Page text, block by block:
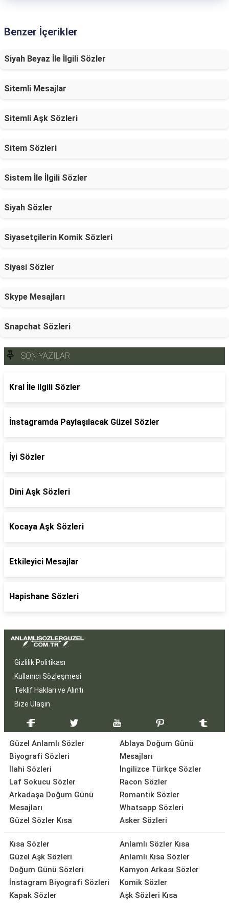
Benzer İçerikler
Siyah Beyaz İle İlgili Sözler
Sitemli Mesajlar
Sitemli Aşk Sözleri
Sitem Sözleri
Sistem İle İlgili Sözler
Siyah Sözler
Siyasetçilerin Komik Sözleri
Siyasi Sözler
Skype Mesajları
Snapchat Sözleri
SON YAZILAR
Kral İle ilgili Sözler
İnstagramda Paylaşılacak Güzel Sözler
İyi Sözler
Dini Aşk Sözleri
Kocaya Aşk Sözleri
Etkileyici Mesajlar
Hapishane Sözleri
Gizlilik Politikası
Kullanıcı Sözleşmesi
Teklif Hakları ve Alıntı
Bize Ulaşın
Güzel Anlamlı Sözler
Biyografi Sözleri
İlahi Sözleri
Laf Sokucu Sözler
Arkadaşa Doğum Günü
Mesajları
Güzel Sözler Kısa
Ablaya Doğum Günü
Mesajları
İngilizce Türkçe Sözler
Racon Sözler
Romantik Sözler
Whatsapp Sözleri
Asker Sözleri
Kısa Sözler
Güzel Aşk Sözleri
Doğum Günü Sözleri
İnstagram Biyografi Sözleri
Kapak Sözler
Anlamlı Sözler Kısa
Anlamlı Kısa Sözler
Kamyon Arkası Sözler
Komik Sözler
Aşk Sözleri Kısa